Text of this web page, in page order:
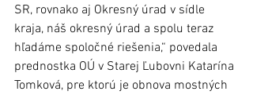
SR, rovnako aj Okresný úrad v sídle
kraja, náš okresný úrad a spolu teraz
hľadáme spoločné riešenia,“ povedala
prednostka OÚ v Starej Ľubovni Katarína
Tomková, pre ktorú je obnova mostných